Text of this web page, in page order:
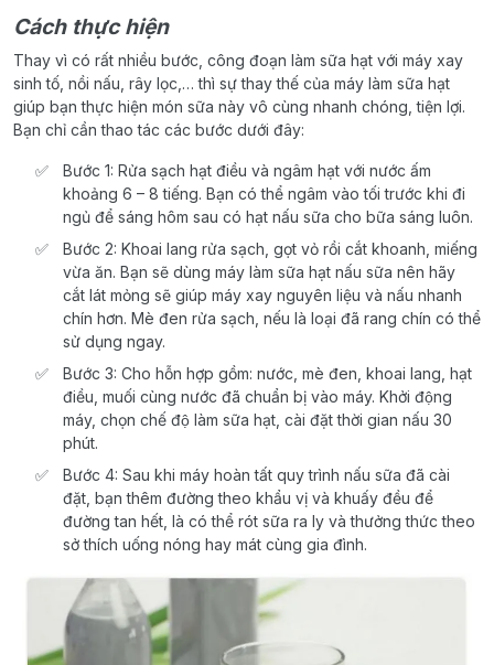
Cách thực hiện
Thay vì có rất nhiều bước, công đoạn làm sữa hạt với máy xay
sinh tố, nồi nấu, rây lọc,… thì sự thay thế của máy làm sữa hạt
giúp bạn thực hiện món sữa này vô cùng nhanh chóng, tiện lợi.
Bạn chỉ cần thao tác các bước dưới đây:
Bước 1: Rửa sạch hạt điều và ngâm hạt với nước ấm
khoảng 6 – 8 tiếng. Bạn có thể ngâm vào tối trước khi đi
ngủ để sáng hôm sau có hạt nấu sữa cho bữa sáng luôn.
Bước 2: Khoai lang rửa sạch, gọt vỏ rồi cắt khoanh, miếng
vừa ăn. Bạn sẽ dùng máy làm sữa hạt nấu sữa nên hãy
cắt lát mỏng sẽ giúp máy xay nguyên liệu và nấu nhanh
chín hơn. Mè đen rửa sạch, nếu là loại đã rang chín có thể
sử dụng ngay.
Bước 3: Cho hỗn hợp gồm: nước, mè đen, khoai lang, hạt
điều, muối cùng nước đã chuẩn bị vào máy. Khởi động
máy, chọn chế độ làm sữa hạt, cài đặt thời gian nấu 30
phút.
Bước 4: Sau khi máy hoàn tất quy trình nấu sữa đã cài
đặt, bạn thêm đường theo khẩu vị và khuấy đều để
đường tan hết, là có thể rót sữa ra ly và thưởng thức theo
sở thích uống nóng hay mát cùng gia đình.